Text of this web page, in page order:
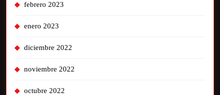
febrero 2023
enero 2023
diciembre 2022
noviembre 2022
octubre 2022